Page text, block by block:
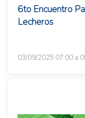
6to Encuentro
Lecheros
03/09/2025 07:00 a